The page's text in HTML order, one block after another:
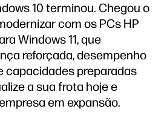
10 terminou. Chegou o
com os PCs HP
Windows 11, que
reforçada, desempenho
capacidades preparadas
a sua frota hoje e
em expansão.